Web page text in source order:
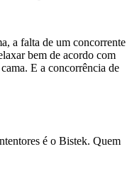
a falta de um concorrente
bem de acordo com
E a concorrência de
é o Bistek. Quem